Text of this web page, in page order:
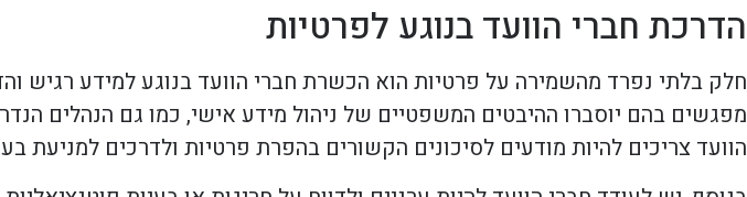
הדרכת חברי הוועד בנוגע לפרטיות
חלק בלתי נפרד מהשמירה על פרטיות הוא הכשרת חברי הוועד בנוגע למידע רגיש
מפגשים בהם יוסברו ההיבטים המשפטיים של ניהול מידע אישי, כמו גם הנהלים
הוועד צריכים להיות מודעים לסיכונים הקשורים בהפרת פרטיות ולדרכים למניעת